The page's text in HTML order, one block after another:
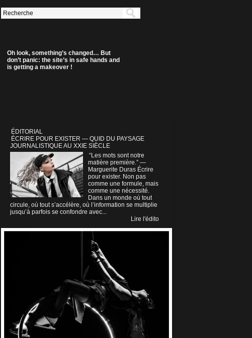
Oh look, something’s changed… But
don’t panic: the site’s in safe hands and
is getting a makeover !
ÉDITORIAL
ÉCRIRE POUR EXISTER — QUID DU PAYSAGE
JOURNALISTIQUE AU XXIE SIÈCLE
“Les mots sont notre
matière première.” —
Marguerite Duras Écrire
pour exister. Non pas
comme une formule, mais
comme une nécessité.
Dans un monde où tout
circule, où tout s’accélère, où l’information se multiplie
jusqu’à parfois se confondre avec...
Lire l'édito